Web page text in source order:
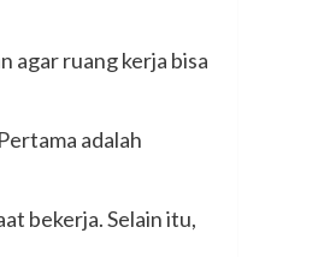
agar ruang kerja bisa
adalah
bekerja. Selain itu,